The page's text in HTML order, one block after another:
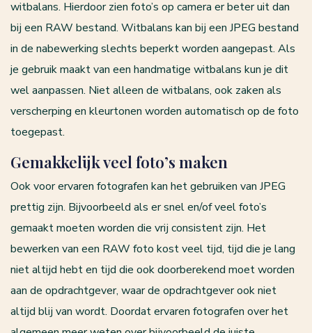
witbalans. Hierdoor zien foto’s op camera er beter uit dan
bij een RAW bestand. Witbalans kan bij een JPEG bestand
in de nabewerking slechts beperkt worden aangepast. Als
je gebruik maakt van een handmatige witbalans kun je dit
wel aanpassen. Niet alleen de witbalans, ook zaken als
verscherping en kleurtonen worden automatisch op de foto
toegepast.
Gemakkelijk veel foto’s maken
Ook voor ervaren fotografen kan het gebruiken van JPEG
prettig zijn. Bijvoorbeeld als er snel en/of veel foto’s
gemaakt moeten worden die vrij consistent zijn. Het
bewerken van een RAW foto kost veel tijd, tijd die je lang
niet altijd hebt en tijd die ook doorberekend moet worden
aan de opdrachtgever, waar de opdrachtgever ook niet
altijd blij van wordt. Doordat ervaren fotografen over het